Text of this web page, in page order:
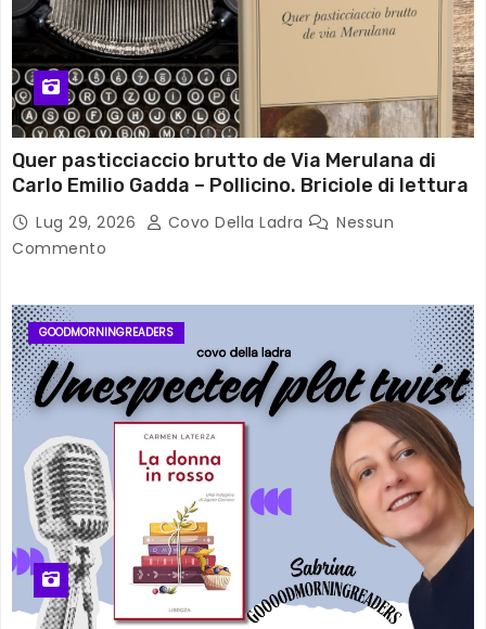
Quer pasticciaccio brutto de Via Merulana di
Carlo Emilio Gadda – Pollicino. Briciole di lettura
Lug 29, 2026 Covo Della Ladra
Nessun
Commento
GOODMORNINGREADERS